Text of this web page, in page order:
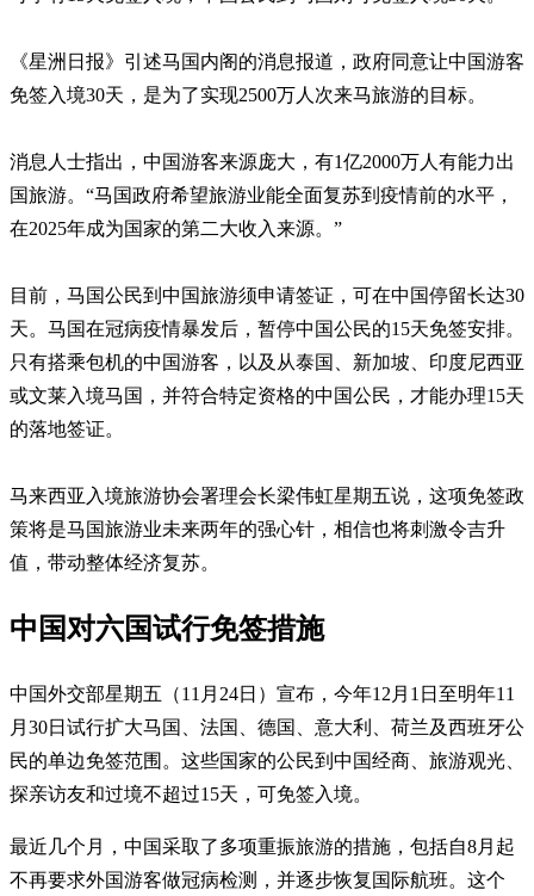
《星洲日报》引述马国内阁的消息报道，政府同意让中国游客
免签入境30天，是为了实现2500万人次来马旅游的目标。
消息人士指出，中国游客来源庞大，有1亿2000万人有能力出
国旅游。“马国政府希望旅游业能全面复苏到疫情前的水平，
在2025年成为国家的第二大收入来源。”
目前，马国公民到中国旅游须申请签证，可在中国停留长达30
天。马国在冠病疫情暴发后，暂停中国公民的15天免签安排。
只有搭乘包机的中国游客，以及从泰国、新加坡、印度尼西亚
或文莱入境马国，并符合特定资格的中国公民，才能办理15天
的落地签证。
马来西亚入境旅游协会署理会长梁伟虹星期五说，这项免签政
策将是马国旅游业未来两年的强心针，相信也将刺激令吉升
值，带动整体经济复苏。
中国对六国试行免签措施
中国外交部星期五（11月24日）宣布，今年12月1日至明年11
月30日试行扩大马国、法国、德国、意大利、荷兰及西班牙公
民的单边免签范围。这些国家的公民到中国经商、旅游观光、
探亲访友和过境不超过15天，可免签入境。
最近几个月，中国采取了多项重振旅游的措施，包括自8月起
不再要求外国游客做冠病检测，并逐步恢复国际航班。这个